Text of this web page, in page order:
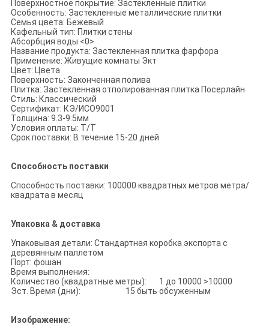
Поверхностное покрытие: Застекленные плитки
Особенность: Застекленные металлические плитки
Семья цвета: Бежевый
Кафельный тип: Плитки стены
Абсорбция воды:<0>
Название продукта: Застекленная плитка фарфора
Применение: Живущие комнаты Экт
Цвет: Цвета
Поверхность: Законченная полива
Плитка: Застекленная отполированная плитка Посерлайн
Стиль: Классический
Сертификат: КЭ/ИСО9001
Толщина: 9.3-9.5мм
Условия оплаты: Т/Т
Срок поставки: В течение 15-20 дней
Способность поставки
Способность поставки: 100000 квадратных метров метра/
квадрата в месяц
Упаковка & доставка
Упаковывая детали: Стандартная коробка экспорта с
деревянным паллетом
Порт: фошан
Время выполнения:
Количество (квадратные метры): 1 до 10000 >10000
Эст. Время (дни): 15 быть обсуженным
Изображение: